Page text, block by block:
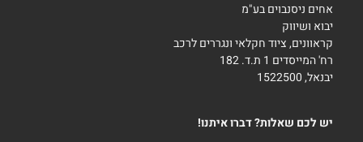
אחים ניסנבוים בע"מ
יבוא ושיווק
קראוונים, ציוד חקלאי ונגררים לרכב
רח' המייסדים 1 ת.ד. 182
יבנאל, 1522500
יש לכם שאלות? דברו איתנו!